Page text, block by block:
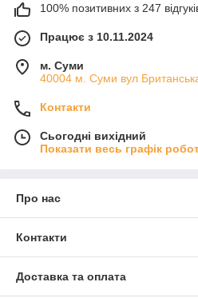
100% позитивних з 247
Працює з 10.11.2024
м. Суми
40004 м. Суми вул
Контакти
Сьогодні вихідний
Показати весь графік
Про нас
Контакти
Доставка та оплата